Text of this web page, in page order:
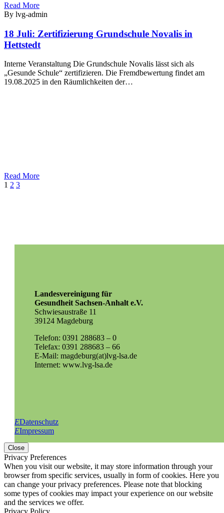
Read More
By lvg-admin
18 Juli: Zertifizierung Grundschule Novalis in
Hettstedt
Interne Veranstaltung Die Grundschule Novalis lässt sich als
„Gesunde Schule“ zertifizieren. Die Fremdbewertung findet am
19.08.2025 in den Räumlichkeiten der…
Read More
1 2 3Weiter
Landesvereinigung für
Gesundheit Sachsen-Anhalt e.V.
Schwiesaustraße 11
39124 Magdeburg
Telefon: 0391 288683 – 0
Telefax: 0391 288683 – 66
E-Mail: magdeburg(at)lvg-lsa.de
Internet: www.lvg-lsa.de
EDatenschutz
EImpressum
Close
Privacy Preferences
When you visit our website, it may store information through your
browser from specific services, usually in form of cookies. Here you
can change your privacy preferences. Please note that blocking
some types of cookies may impact your experience on our website
and the services we offer.
Privacy Policy